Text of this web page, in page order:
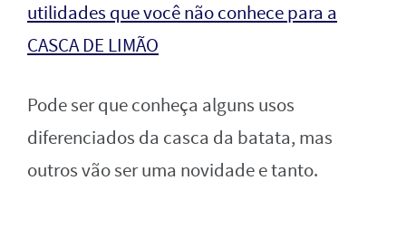
utilidades que você não conhece para a
CASCA DE LIMÃO
Pode ser que conheça alguns usos
diferenciados da casca da batata, mas
outros vão ser uma novidade e tanto.